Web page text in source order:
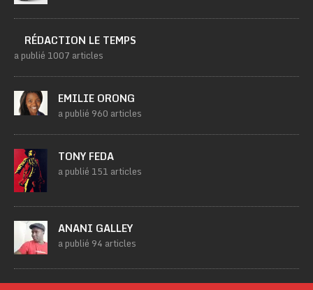
RÉDACTION LE TEMPS
a publié 1007 articles
EMILIE ORONG
a publié 960 articles
TONY FEDA
a publié 151 articles
ANANI GALLEY
a publié 94 articles